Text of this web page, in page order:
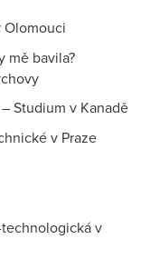
Olomouci
mě bavila?
Studium v Kanadě
v Praze
v